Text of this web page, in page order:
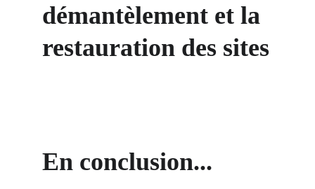
démantèlement et la
restauration des sites
En conclusion...